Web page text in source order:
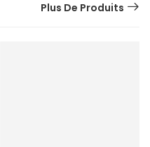
Plus De Produits